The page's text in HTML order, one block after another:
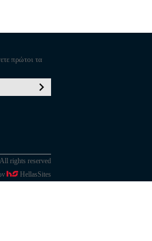
πρώτοι τα
rights reserved
HellasSites